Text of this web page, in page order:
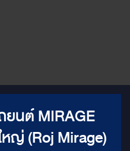
ยนต์ MIRAGE
านใหญ่ (Roj Mirage)